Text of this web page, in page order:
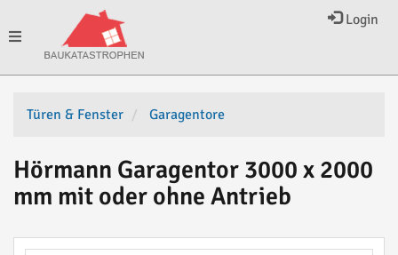
Login
Toggle
navigation
Türen & Fenster Garagentore
Hörmann Garagentor 3000 x 2000
mm mit oder ohne Antrieb